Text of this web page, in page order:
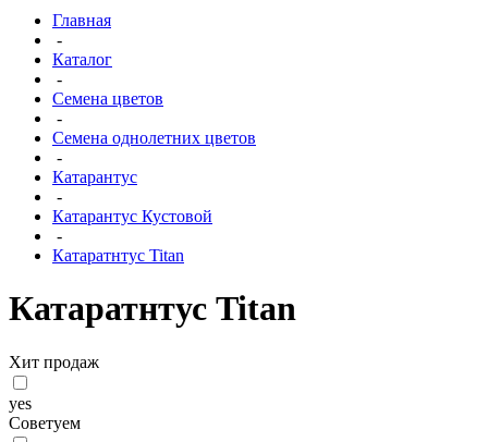
Главная
-
Каталог
-
Семена цветов
-
Семена однолетних цветов
-
Катарантус
-
Катарантус Кустовой
-
Катаратнтус Titan
Катаратнтус Titan
Хит продаж
yes
Советуем